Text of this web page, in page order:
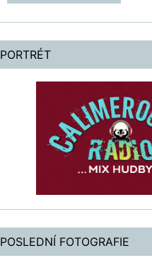
PORTRÉT
POSLEDNÍ FOTOGRAFIE